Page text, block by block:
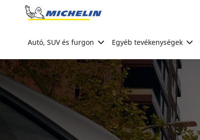
Go to page content
Autó, SUV és furgon Egyéb tevékenységek